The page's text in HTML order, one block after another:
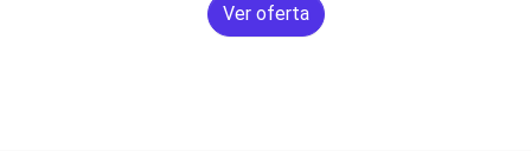
Ver oferta